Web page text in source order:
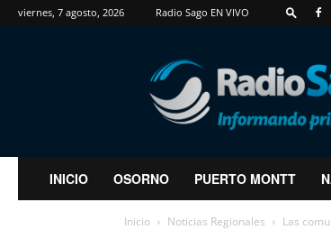
viernes, 7 agosto, 2026 Radio Sago EN VIVO
RadioSago
INICIO OSORNO PUERTO MONTT
Inicio Noticias Regionales Las